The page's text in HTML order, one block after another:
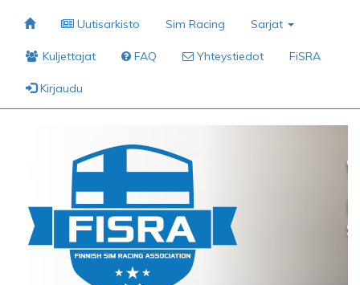
Uutisarkisto Sim Racing Sarjat
Kuljettajat FAQ Yhteystiedot FiSRA
Kirjaudu